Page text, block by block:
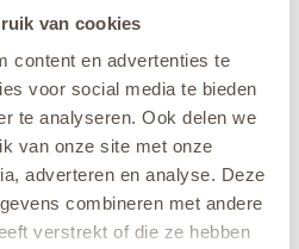
van cookies
content en advertenties te
voor social media te bieden
te analyseren. Ook delen we
van onze site met onze
adverteren en analyse. Deze
combineren met andere
verstrekt of die ze hebben